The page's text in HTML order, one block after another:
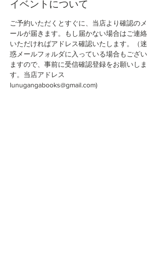
イベントについて
ご予約いただくとすぐに、当店より確認のメ
ールが届きます。もし届かない場合はご連絡
いただければアドレス確認いたします。（迷
惑メールフォルダに入っている場合もござい
ますので、事前に受信確認登録をお願いしま
す。当店アドレス
lunugangabooks@gmail.com)